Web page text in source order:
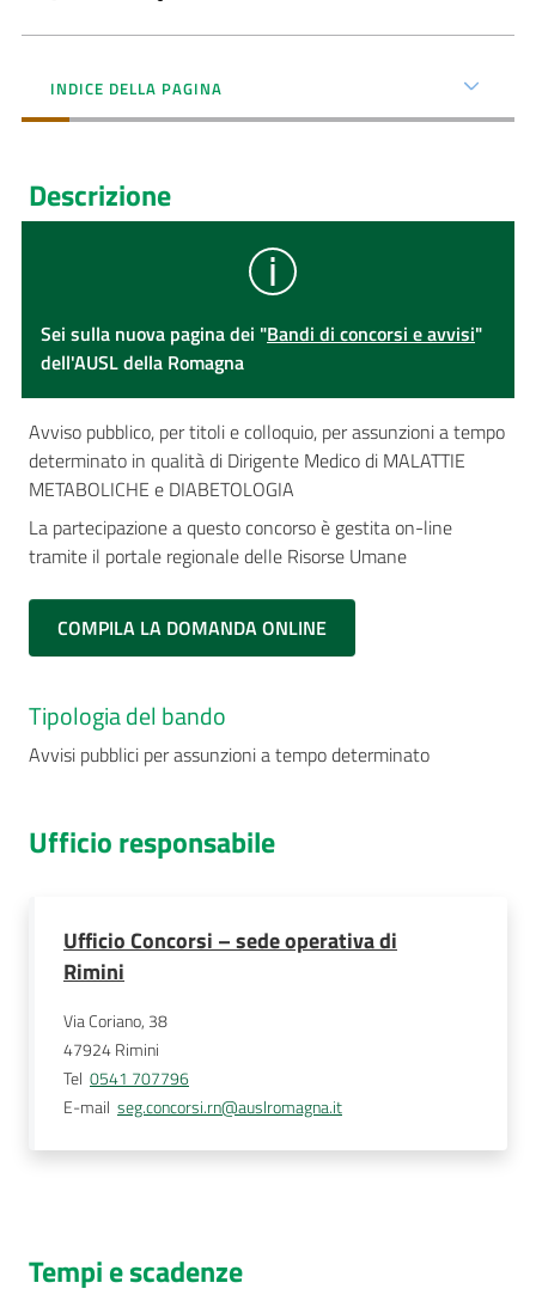
INDICE DELLA PAGINA
Descrizione
Sei sulla nuova pagina dei "Bandi di concorsi e avvisi"
dell'AUSL della Romagna
Avviso pubblico, per titoli e colloquio, per assunzioni a tempo
determinato in qualità di Dirigente Medico di MALATTIE
METABOLICHE e DIABETOLOGIA
La partecipazione a questo concorso è gestita on-line
tramite il portale regionale delle Risorse Umane
COMPILA LA DOMANDA ONLINE
Tipologia del bando
Avvisi pubblici per assunzioni a tempo determinato
Ufficio responsabile
Ufficio Concorsi – sede operativa di
Rimini
Via Coriano, 38
47924Rimini
Tel 0541 707796
E-mail seg.concorsi.rn@auslromagna.it
Tempi e scadenze